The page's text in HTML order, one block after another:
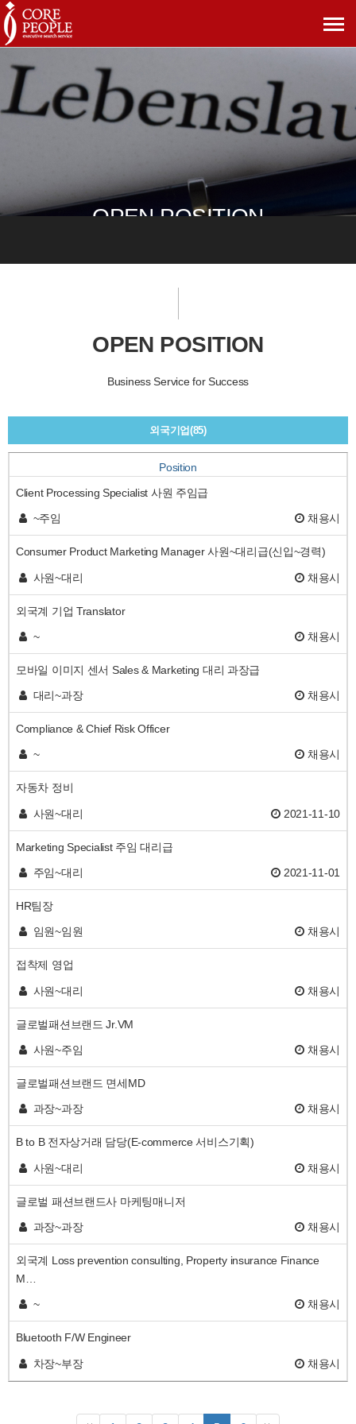
메
OPEN POSITION
OPEN POSITION
Business Service for Success
외국기업(85)
Position
Client Processing Specialist 사원 주임급
~주임
채용시
Consumer Product Marketing Manager 사원~대리급(신입~경력)
사원~대리
채용시
외국계 기업 Translator
~
채용시
모바일 이미지 센서 Sales & Marketing 대리 과장급
대리~과장
채용시
Compliance & Chief Risk Officer
~
채용시
자동차 정비
사원~대리
2021-11-10
Marketing Specialist 주임 대리급
주임~대리
2021-11-01
HR팀장
임원~임원
채용시
접착제 영업
사원~대리
채용시
글로벌패션브랜드 Jr.VM
사원~주임
채용시
글로벌패션브랜드 면세MD
과장~과장
채용시
B to B 전자상거래 담당(E-commerce 서비스기획)
사원~대리
채용시
글로벌 패션브랜드사 마케팅매니저
과장~과장
채용시
외국계 Loss prevention consulting, Property insurance Finance
M…
~
채용시
Bluetooth F/W Engineer
차장~부장
채용시